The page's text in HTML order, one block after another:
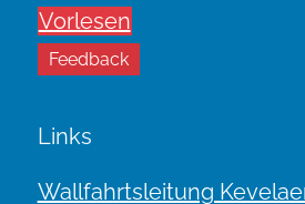
Vorlesen
Feedback
Links
Wallfahrtsleitung